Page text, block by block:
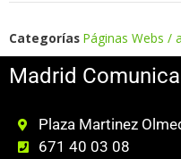
Categorías Páginas Webs /
Madrid
Plaza Martinez
671 40 03 08